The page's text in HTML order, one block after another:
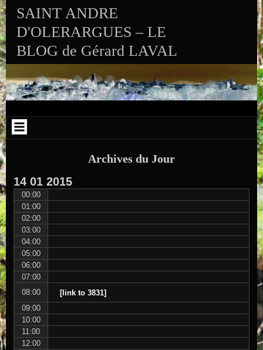
Skip to VISITS_COUNTER_WIDGET
SAINT ANDRE
D'OLERARGUES – LE
BLOG de Gérard LAVAL
Archives du Jour
14 01 2015
00:00
01:00
02:00
03:00
04:00
05:00
06:00
07:00
08:00
[link to 3831]
09:00
10:00
11:00
12:00